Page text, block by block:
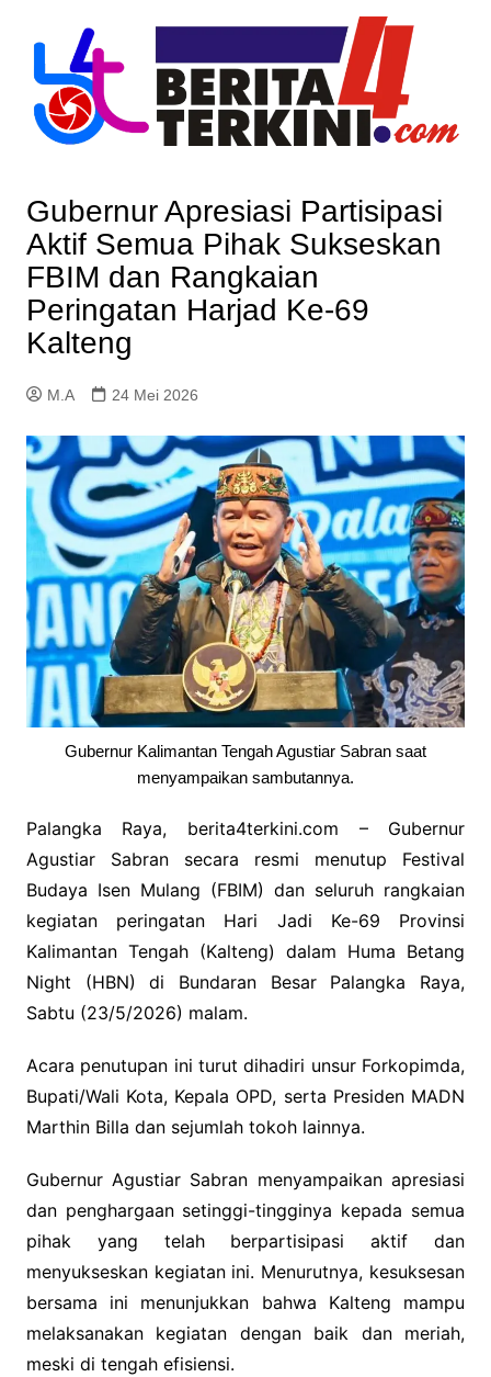
content
Gubernur Apresiasi Partisipasi
Aktif Semua Pihak Sukseskan
FBIM dan Rangkaian
Peringatan Harjad Ke-69
Kalteng
M.A 24 Mei 2026
Gubernur Kalimantan Tengah Agustiar Sabran saat
menyampaikan sambutannya.
Palangka Raya, berita4terkini.com – Gubernur
Agustiar Sabran secara resmi menutup Festival
Budaya Isen Mulang (FBIM) dan seluruh rangkaian
kegiatan peringatan Hari Jadi Ke-69 Provinsi
Kalimantan Tengah (Kalteng) dalam Huma Betang
Night (HBN) di Bundaran Besar Palangka Raya,
Sabtu (23/5/2026) malam.
Acara penutupan ini turut dihadiri unsur Forkopimda,
Bupati/Wali Kota, Kepala OPD, serta Presiden MADN
Marthin Billa dan sejumlah tokoh lainnya.
Gubernur Agustiar Sabran menyampaikan apresiasi
dan penghargaan setinggi-tingginya kepada semua
pihak yang telah berpartisipasi aktif dan
menyukseskan kegiatan ini. Menurutnya, kesuksesan
bersama ini menunjukkan bahwa Kalteng mampu
melaksanakan kegiatan dengan baik dan meriah,
meski di tengah efisiensi.